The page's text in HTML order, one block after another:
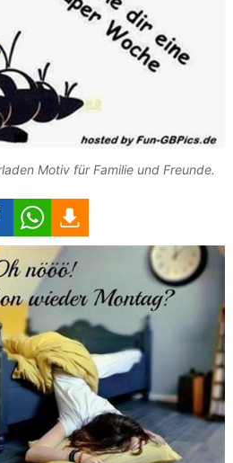
Motiv für Familie und Freunde.